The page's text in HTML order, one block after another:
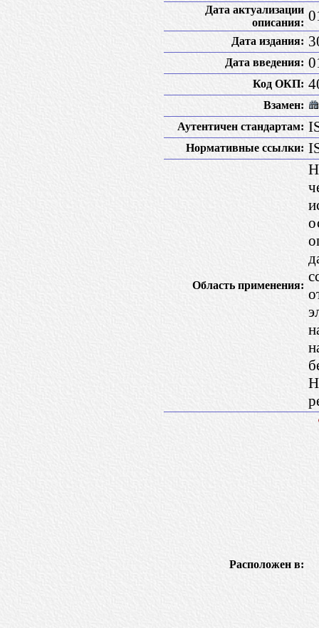
Дата актуализации
описания:
Дата издания:
Дата введения:
Код ОКП:
Взамен:
Аутентичен стандартам:
Нормативные ссылки:
Область применения:
Расположен в: